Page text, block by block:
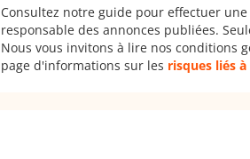
Consultez notre guide pour effectuer
responsable des annonces publiées.
Nous vous invitons à lire nos conditions
page d'informations sur les risques liés